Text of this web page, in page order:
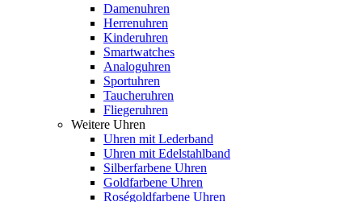
Damenuhren
Herrenuhren
Kinderuhren
Smartwatches
Analoguhren
Sportuhren
Taucheruhren
Fliegeruhren
Weitere Uhren
Uhren mit Lederband
Uhren mit Edelstahlband
Silberfarbene Uhren
Goldfarbene Uhren
Roségoldfarbene Uhren